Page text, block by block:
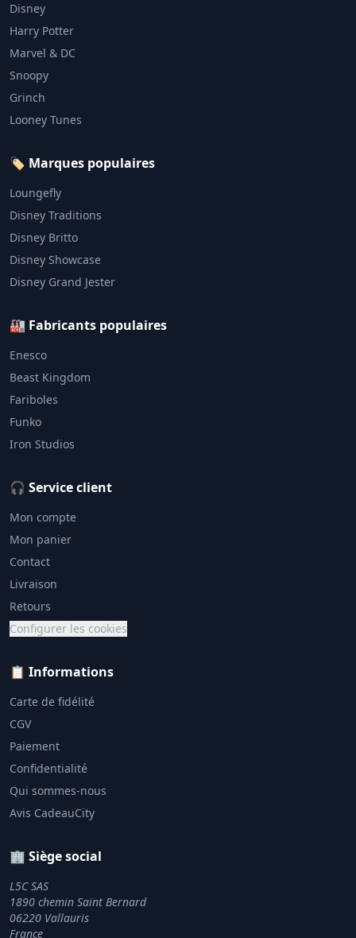
Disney
Harry Potter
Marvel & DC
Snoopy
Grinch
Looney Tunes
🏷️ Marques populaires
Loungefly
Disney Traditions
Disney Britto
Disney Showcase
Disney Grand Jester
🏭 Fabricants populaires
Enesco
Beast Kingdom
Fariboles
Funko
Iron Studios
🎧 Service client
Mon compte
Mon panier
Contact
Livraison
Retours
Configurer les cookies
📋 Informations
Carte de fidélité
CGV
Paiement
Confidentialité
Qui sommes-nous
Avis CadeauCity
🏢 Siège social
L5C SAS
1890 chemin Saint Bernard
06220 Vallauris
France